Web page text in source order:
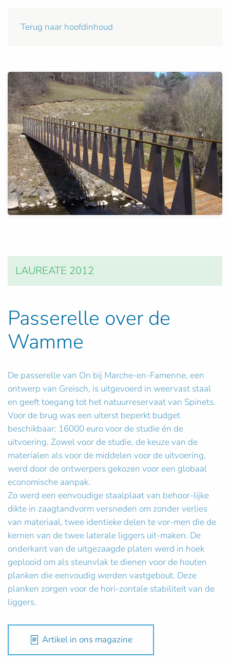
Terug naar hoofdinhoud
LAUREATE 2012
Passerelle over de
Wamme
De passerelle van On bij Marche-en-Famenne, een
ontwerp van Greisch, is uitgevoerd in weervast staal
en geeft toegang tot het natuurreservaat van Spinets.
Voor de brug was een uiterst beperkt budget
beschikbaar: 16000 euro voor de studie én de
uitvoering. Zowel voor de studie, de keuze van de
materialen als voor de middelen voor de uitvoering,
werd door de ontwerpers gekozen voor een globaal
economische aanpak.
Zo werd een eenvoudige staalplaat van behoor-lijke
dikte in zaagtandvorm versneden om zonder verlies
van materiaal, twee identieke delen te vor-men die de
kernen van de twee laterale liggers uit-maken. De
onderkant van de uitgezaagde platen werd in hoek
geplooid om als steunvlak te dienen voor de houten
planken die eenvoudig werden vastgebout. Deze
planken zorgen voor de hori-zontale stabiliteit van de
liggers.
Artikel in ons magazine